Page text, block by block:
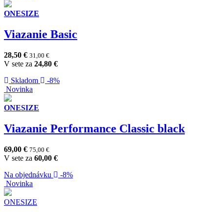
ONESIZE
Viazanie Basic
28,50 € 31,00 €
V sete za 24,80 €
Skladom
-8%
Novinka
ONESIZE
Viazanie Performance Classic black
69,00 € 75,00 €
V sete za 60,00 €
Na objednávku
-8%
Novinka
ONESIZE